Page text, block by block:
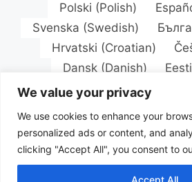
We value your privacy
We use cookies to enhance your
personalized ads or content, and
clicking "Accept All", you consent to
Accept All
Polski (Polish)
Svenska (Swedish)
Hrvatski (Croatian)
Dansk(Danish) Eesti
Suomi(Finnish)
Norsk bokmål(
Português(
Română(Romanian)